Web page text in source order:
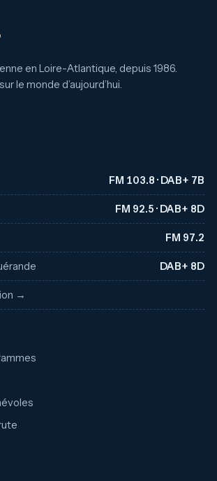
en Loire-Atlantique, depuis 1986.
le monde d’aujourd’hui.
FM 103.8 · DAB+ 7B
FM 92.5 · DAB+ 8D
FM 97.2
DAB+ 8D
→